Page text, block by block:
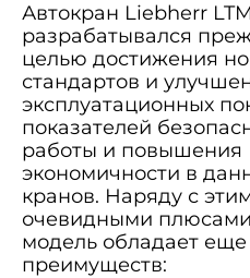
Автокран Liebherr
разрабатывался
целью достижения
стандартов и
эксплуатационных
показателей
работы и повышения
экономичности в
кранов. Наряду с
очевидными
модель обладает
преимуществ: